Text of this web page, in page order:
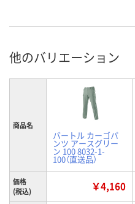
他のバリエーション
商品名
バートル カーゴパ
ンツ アースグリー
ン 100 8032-1-
100（直送品）
価格
(税込)
￥4,160